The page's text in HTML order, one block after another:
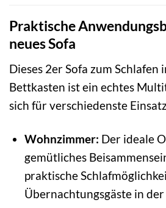
Praktische
neues Sofa
Dieses 2er Sofa zum
Bettkasten ist ein echtes
sich für verschiedenste
Wohnzimmer: Der ideale
gemütliches
praktische
Übernachtungsgäste in der